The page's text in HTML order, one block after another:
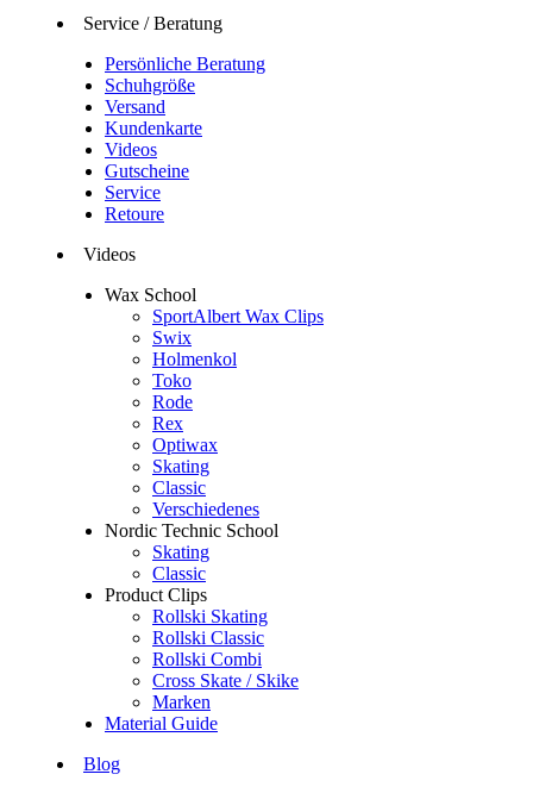
Service / Beratung
Persönliche Beratung
Schuhgröße
Versand
Kundenkarte
Videos
Gutscheine
Service
Retoure
Videos
Wax School
SportAlbert Wax Clips
Swix
Holmenkol
Toko
Rode
Rex
Optiwax
Skating
Classic
Verschiedenes
Nordic Technic School
Skating
Classic
Product Clips
Rollski Skating
Rollski Classic
Rollski Combi
Cross Skate / Skike
Marken
Material Guide
Blog